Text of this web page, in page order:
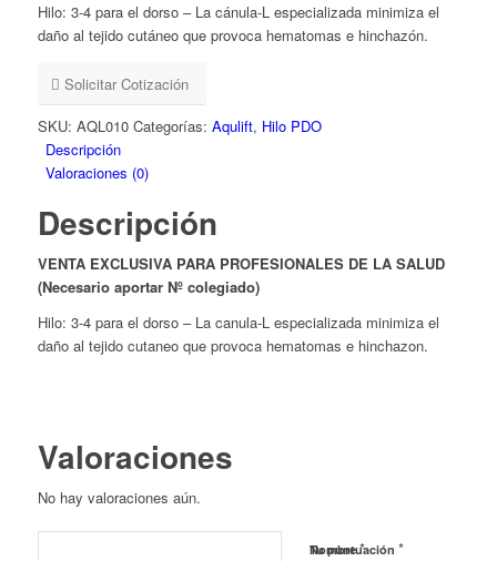
Hilo: 3-4 para el dorso – La cánula-L especializada minimiza el
daño al tejido cutáneo que provoca hematomas e hinchazón.
Solicitar Cotización
SKU: AQL010 Categorías: Aqulift, Hilo PDO
Descripción
Valoraciones (0)
Descripción
VENTA EXCLUSIVA PARA PROFESIONALES DE LA SALUD
(Necesario aportar Nº colegiado)
Hilo: 3-4 para el dorso – La canula-L especializada minimiza el
daño al tejido cutaneo que provoca hematomas e hinchazon.
Valoraciones
No hay valoraciones aún.
Nombre*
Tu puntuación *